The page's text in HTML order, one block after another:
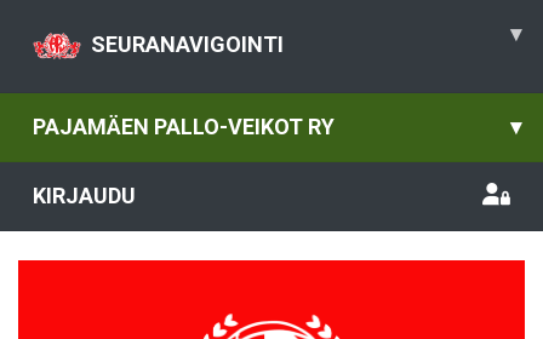
SEURANAVIGOINTI ▾
PAJAMÄEN PALLO-VEIKOT RY ▾
KIRJAUDU